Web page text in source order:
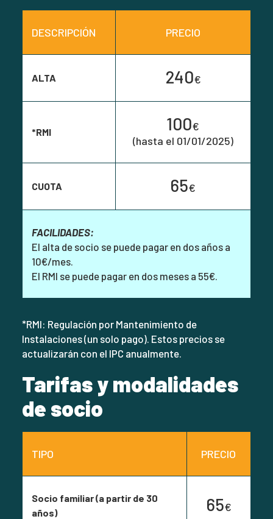
DESCRIPCIÓN PRECIO
ALTA 240€
*RMI 100€
(hasta el 01/01/2025)
CUOTA 65€
FACILIDADES:
El alta de socio se puede pagar en dos años a
10€/mes.
El RMI se puede pagar en dos meses a 55€.
*RMI: Regulación por Mantenimiento de
Instalaciones (un solo pago). Estos precios se
actualizarán con el IPC anualmente.
Tarifas y modalidades
de socio
TIPO PRECIO
Socio familiar (a partir de 30
años)
65€